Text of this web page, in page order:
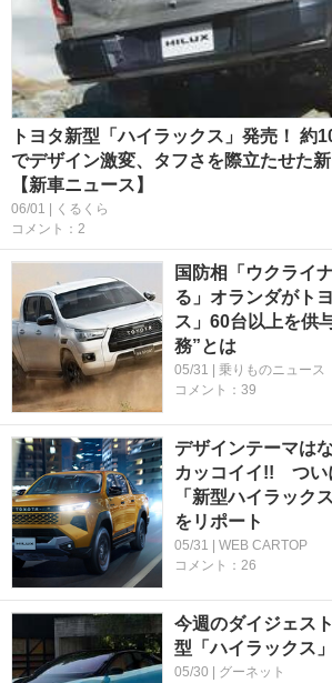
トヨタ新型「ハイラックス」発売！ 約
でデザイン激変、タフさを際立たせた
【新車ニュース】
06/01 | くるくら
コメント：2
国防相「ウクライ
る」オランダがト
ス」60台以上を供
務”とは
05/31 | 乗りものニュース
コメント：39
デザインテーマは
カッコイイ!! つい
「新型ハイラック
をリポート
05/31 | WEB CARTOP
コメント：26
今週のダイジェス
型「ハイラックス
05/30 | グーネット